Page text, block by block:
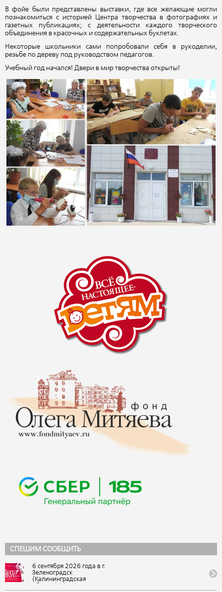
СПЕШИМ СООБЩИТЬ
6 сентября 2026 года в г.
Зеленоградск
(Калининградская
В фойе были представлены выставки, где все желающие могли
познакомиться с историей Центра творчества в фотографиях и
газетных публикациях; с деятельности каждого творческого
объединения в красочных и содержательных буклетах.
Некоторые школьники сами попробовали себя в рукоделии,
резьбе по дереву под руководством педагогов.
Учебный год начался! Двери в мир творчества открыты!